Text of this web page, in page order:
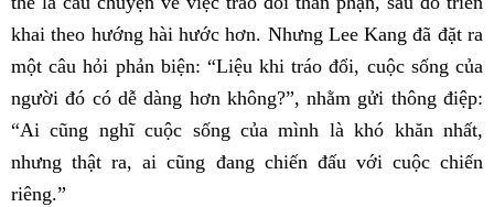
khai theo hướng hài hước hơn. Nhưng Lee Kang đã đặt ra
một câu hỏi phản biện: “Liệu khi tráo đổi, cuộc sống của
người đó có dễ dàng hơn không?”, nhằm gửi thông điệp:
“Ai cũng nghĩ cuộc sống của mình là khó khăn nhất,
nhưng thật ra, ai cũng đang chiến đấu với cuộc chiến
riêng.”